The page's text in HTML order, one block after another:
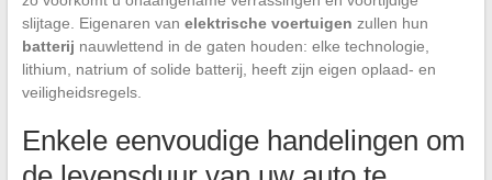
slijtage. Eigenaren van elektrische voertuigen zullen hun
batterij nauwlettend in de gaten houden: elke technologie,
lithium, natrium of solide batterij, heeft zijn eigen oplaad- en
veiligheidsregels.
Enkele eenvoudige handelingen om